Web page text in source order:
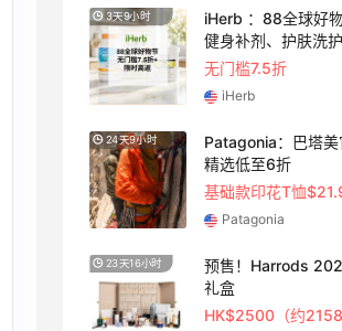
3天9小时
iHerb ：88全球好
健身补剂、护肤洗
无门槛7.5折
iHerb
24天9小时
Patagonia：巴塔
精选低至6折
基础款印花T恤
Patagonia
23天16小时
预售！Harrods
礼盒
HK$2500（约